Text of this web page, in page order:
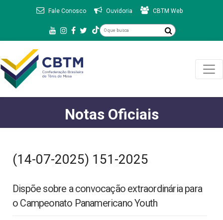
Fale Conosco Ouvidoria CBTM Web
Notas Oficiais
(14-07-2025) 151-2025
Dispõe sobre a convocação extraordinária para
o Campeonato Panamericano Youth